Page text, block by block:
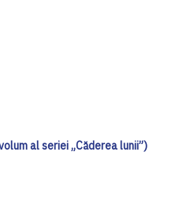
al seriei „Căderea lunii”)